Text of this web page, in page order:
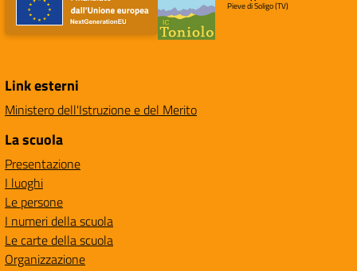
Pieve di Soligo (TV)
Link esterni
Ministero dell'Istruzione e del Merito
La scuola
Presentazione
I luoghi
Le persone
I numeri della scuola
Le carte della scuola
Organizzazione